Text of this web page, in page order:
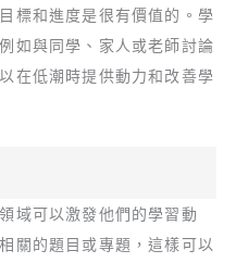
標和進度是很有價值的。學
如與同學、家人或老師討論
在低潮時提供動力和改善學
域可以激發他們的學習動
關的題目或專題，這樣可以